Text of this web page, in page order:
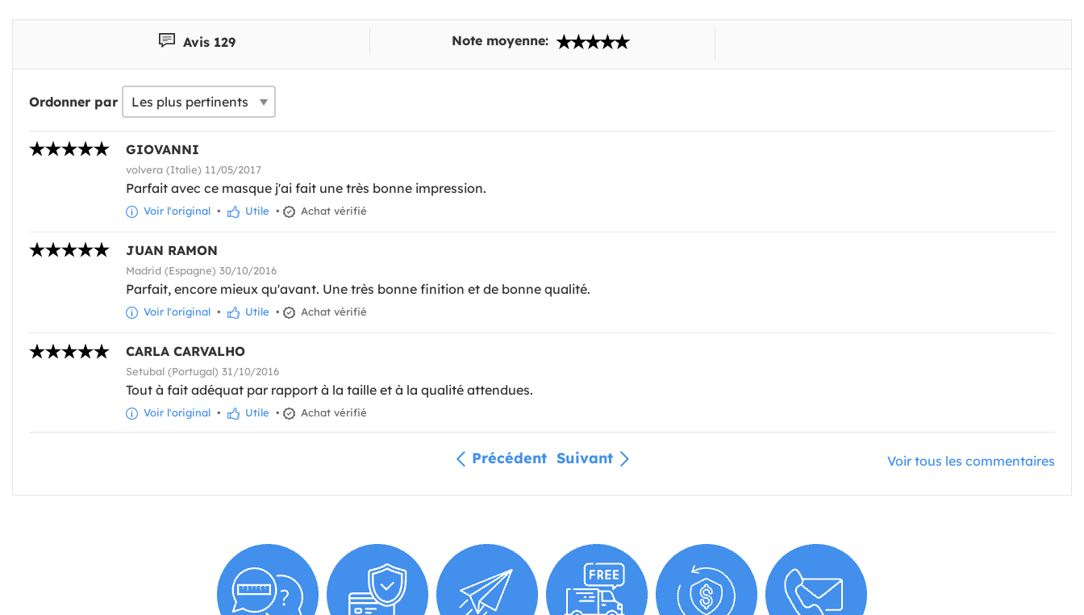
Avis 129 Note moyenne:
Ordonner par
GIOVANNI
volvera (Italie) 11/05/2017
Parfait avec ce masque j'ai fait une très bonne impression.
Voir l'original • Utile • Achat vérifié
JUAN RAMON
Madrid (Espagne) 30/10/2016
Parfait, encore mieux qu'avant. Une très bonne finition et de bonne qualité.
Voir l'original • Utile • Achat vérifié
CARLA CARVALHO
Setubal (Portugal) 31/10/2016
Tout à fait adéquat par rapport à la taille et à la qualité attendues.
Voir l'original • Utile • Achat vérifié
Précédent Suivant Voir tous les commentaires